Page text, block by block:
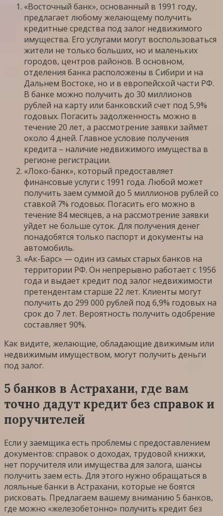
«Восточный банк», основанный в 1991 году,
предлагает любому желающему получить
кредитные средства под залог недвижимого
имущества. Его услугами могут воспользоваться
жители не только больших, но и маленьких
городов, центров районов. В основном,
отделения банка расположены в Сибири и на
Дальнем Востоке, но и в европейской части РФ.
В банке можно получить до 30 миллионов
рублей на карту или банковский счет под 5,9%
годовых. Погасить задолженность можно в
течение 20 лет, а рассмотрение заявки займет
около 4 дней. Главное условие получения
кредита – наличие недвижимого имущества в
регионе регистрации.
«Локо-банк», который предоставляет
финансовые услуги с 1991 года. Любой может
получить заем суммой до 5 миллионов рублей со
ставкой 7% годовых. Погасить его можно в
течение 84 месяцев, а на рассмотрение заявки
уйдет не больше суток. Для получения денег
понадобятся только паспорт и документы на
автомобиль.
«Ак-Барс» — один из самых старых банков на
территории РФ. Он непрерывно работает с 1956
года и выдает кредит под залог недвижимости
претендентам старше 22 лет. Клиенты могут
получить до 299 000 рублей под 6,9% годовых на
срок до 7 лет. Вероятность получить одобрение
составляет 90%.
Как видите, желающие, обладающие движимым или
недвижимым имуществом, могут получить деньги
под залог.
5 банков в Астрахани, где вам
точно дадут кредит без справок и
поручителей
Если у заемщика есть проблемы с предоставлением
документов: справок о доходах, трудовой книжки,
нет поручителя или имущества для залога, шансы
получить заем есть. Для этого нужно обращаться в
лояльные банки в Астрахани, которые не боятся
рисковать. Предлагаем вашему вниманию 5 банков,
где можно «железобетонно» получить кредит без